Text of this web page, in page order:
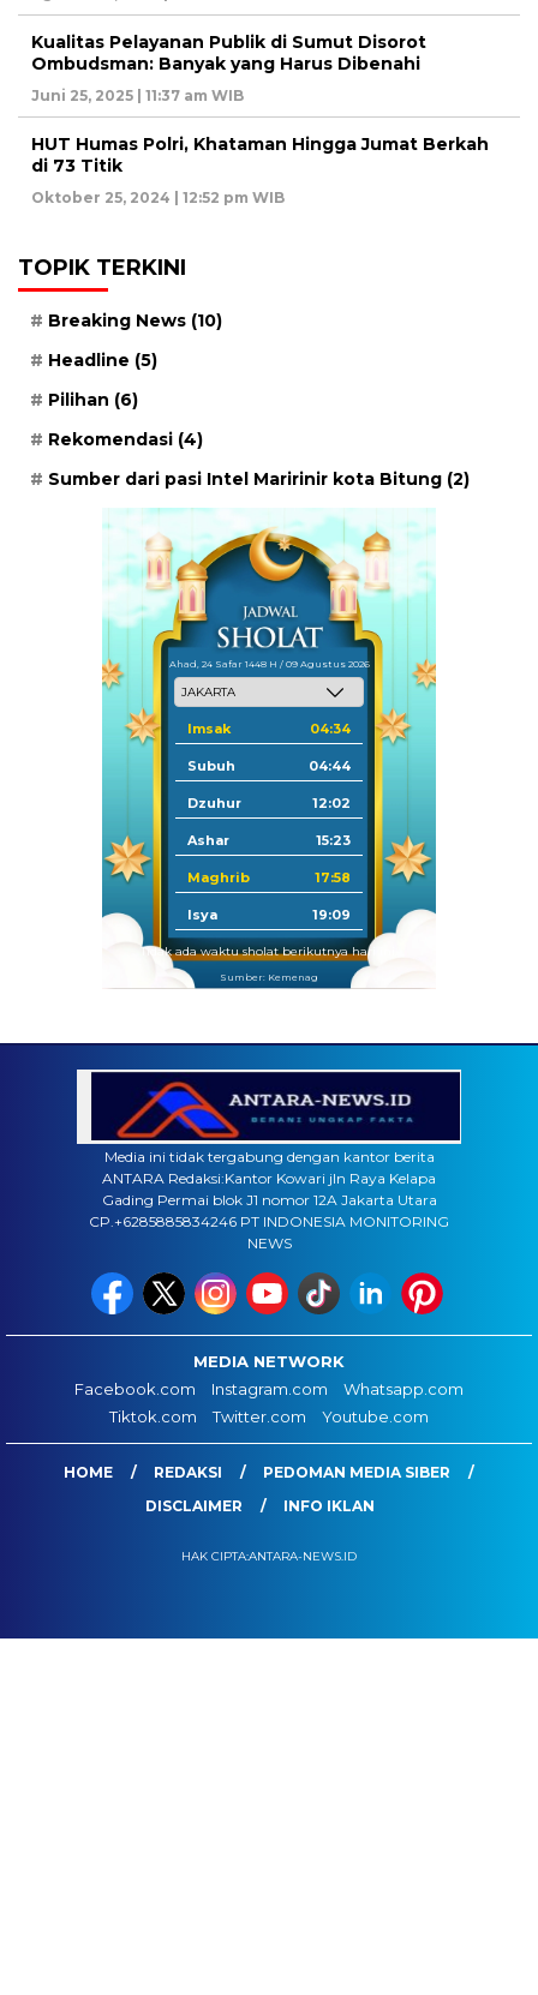
Kualitas Pelayanan Publik di Sumut Disorot
Ombudsman: Banyak yang Harus Dibenahi
Juni 25, 2025 | 11:37 am WIB
HUT Humas Polri, Khataman Hingga Jumat Berkah
di 73 Titik
Oktober 25, 2024 | 12:52 pm WIB
TOPIK TERKINI
Breaking News (10)
Headline (5)
Pilihan (6)
Rekomendasi (4)
Sumber dari pasi Intel Maririnir kota Bitung (2)
Ahad, 24 Safar 1448 H / 09 Agustus 2026
Imsak 04:34
Subuh 04:44
Dzuhur 12:02
Ashar 15:23
Maghrib 17:58
Isya 19:09
Tidak ada waktu sholat berikutnya hari ini.
Sumber: Kemenag
Media ini tidak tergabung dengan kantor berita
ANTARA Redaksi:Kantor Kowari jln Raya Kelapa
Gading Permai blok J1 nomor 12A Jakarta Utara
CP.+6285885834246 PT INDONESIA MONITORING
NEWS
MEDIA NETWORK
Facebook.com
Instagram.com
Whatsapp.com
Tiktok.com
Twitter.com Youtube.com
HOME REDAKSI
PEDOMAN MEDIA SIBER
DISCLAIMER
INFO IKLAN
HAK CIPTA:ANTARA-NEWS.ID